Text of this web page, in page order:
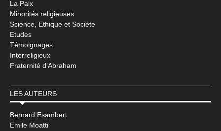
La Paix
Minorités religieuses
Science, Ethique et Société
Etudes
Témoignages
Interreligieux
Fraternité d'Abraham
LES AUTEURS
Bernard Esambert
Emile Moatti